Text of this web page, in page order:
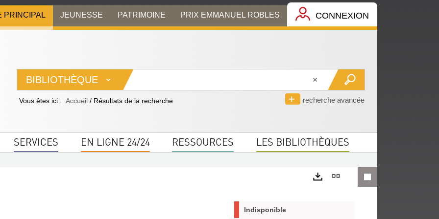
PRINCIPAL JEUNESSE PATRIMOINE PRIX EMMANUEL ROBLES CONNEXION
BIBLIOTHÈQUE
recherche avancée
Vous êtes ici : Accueil / Résultats de la recherche
SERVICES EN LIGNE 24/24 RESSOURCES LES BIBLIOTHÈQUES
Lien
Indisponible